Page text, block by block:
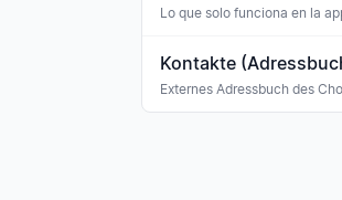
Lo que solo funciona en la
Kontakte
Externes Adressbuch des